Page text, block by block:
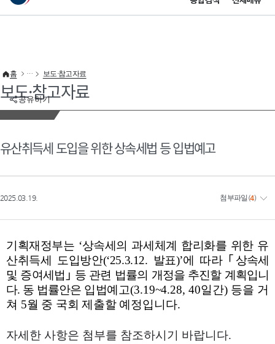
이 누리집은 대한민국 공식 전자정부 누리집입니다.
공유하기
홈 보도·참고자료
보도·참고자료
유산취득세 도입을 위한 상속세법 등 입법예고
2025.03.19. 첨부파일 (4)